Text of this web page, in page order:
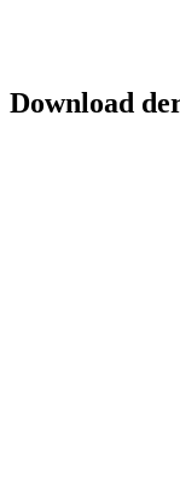
Download